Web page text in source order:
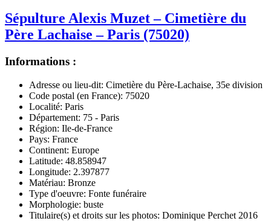
Sépulture Alexis Muzet – Cimetière du
Père Lachaise – Paris (75020)
Informations :
Adresse ou lieu-dit: Cimetière du Père-Lachaise, 35e division
Code postal (en France): 75020
Localité: Paris
Département: 75 - Paris
Région: Ile-de-France
Pays: France
Continent: Europe
Latitude: 48.858947
Longitude: 2.397877
Matériau: Bronze
Type d'oeuvre: Fonte funéraire
Morphologie: buste
Titulaire(s) et droits sur les photos: Dominique Perchet 2016